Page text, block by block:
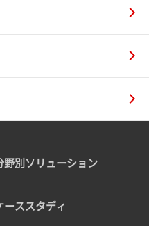
野別ソリューション
ーススタディ